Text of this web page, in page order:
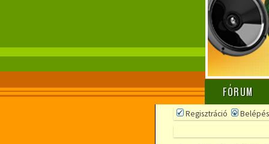
FÓRUM
Regisztráció Belépés